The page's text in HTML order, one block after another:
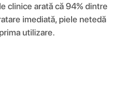
clinice arată că 94% dintre
imediată, piele netedă
utilizare.